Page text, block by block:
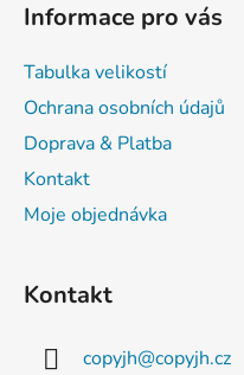
Informace pro vás
Tabulka velikostí
Ochrana osobních údajů
Doprava & Platba
Kontakt
Moje objednávka
Kontakt
copyjh@copyjh.cz